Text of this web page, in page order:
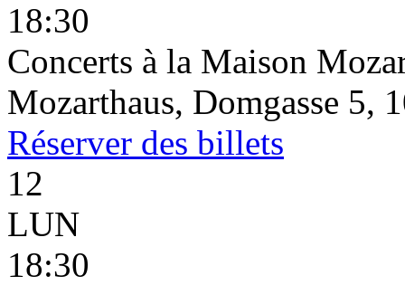
18:30
Concerts à la Maison
Mozarthaus, Domgasse 5,
Réserver des billets
12
LUN
18:30